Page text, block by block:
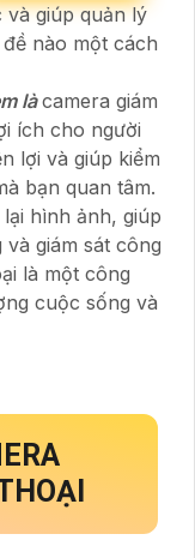
và giúp quản lý
nào một cách
làcamera giám
ích cho người
lợi và giúp kiểm
bạn quan tâm.
hình ảnh, giúp
giám sát công
là một công
cuộc sống và